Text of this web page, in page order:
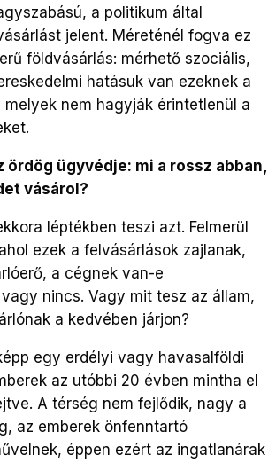
a politikum által
jelent. Méreténél fogva ez
földvásárlás: mérhető szociális,
hatásuk van ezeknek a
nem hagyják érintetlenül a
ördög ügyvédje: mi a rossz abban,
vásárol?
léptékben teszi azt. Felmerül
ezek a felvásárlások zajlanak,
a cégnek van-e
nincs. Vagy mit tesz az állam,
a kedvében járjon?
egy erdélyi vagy havasalföldi
az utóbbi 20 évben mintha el
A térség nem fejlődik, nagy a
az emberek önfenntartó
éppen ezért az ingatlanárak